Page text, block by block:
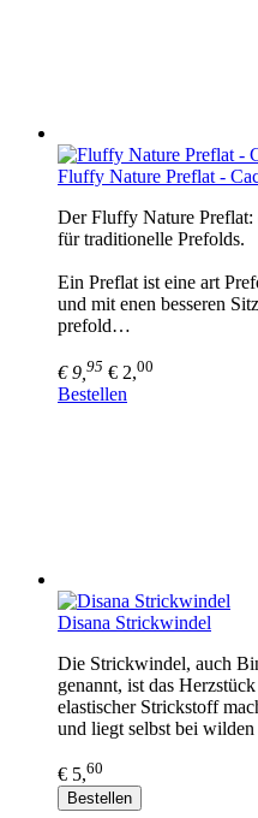
Fluffy Nature Preflat -
Der Fluffy Nature Preflat:
für traditionelle Prefolds.
Ein Preflat ist eine art
und mit enen besseren
prefold…
€ 9, 95 € 2,00
Bestellen
Disana Strickwindel
Die Strickwindel, auch
genannt, ist das
elastischer Strickstoff
und liegt selbst bei
€ 5,60
Bestellen